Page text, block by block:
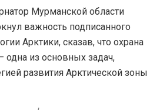
Мурманской области
важность подписанного
Арктики, сказав, что охрана
из основных задач,
развития Арктической зоны